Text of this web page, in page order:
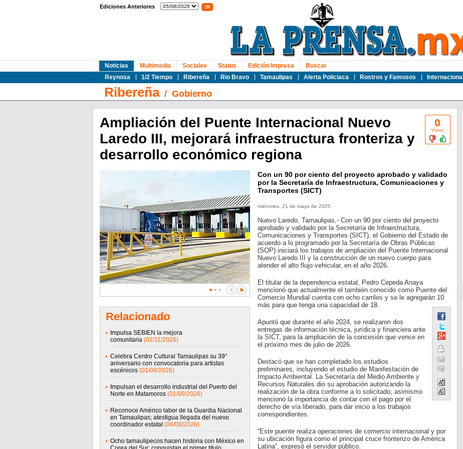
Ediciones Anteriores
Noticias
Reynosa
1/2 Tiempo Ribereña Rio Bravo Tamaulipas Alerta Policiaca Rostros y Famosos Internacional
Multimedia Sociales Status Edición Impresa Buscar
Ribereña/ Gobierno
0
Votos
Ampliación del Puente Internacional Nuevo
Laredo III, mejorará infraestructura fronteriza y
desarrollo económico regiona
Relacionado
Impulsa SEBIEN la mejora
comunitaria (02/11/2026)
Celebra Centro Cultural Tamaulipas su 39°
aniversario con convocatoria para artistas
escénicos (01/09/2026)
Impulsan el desarrollo industrial del Puerto del
Norte en Matamoros (01/09/2026)
Reconoce Américo labor de la Guardia Nacional
en Tamaulipas; atestigua llegada del nuevo
coordinador estatal (06/08/2026)
Ocho tamaulipecos hacen historia con México en
Con un 90 por ciento del proyecto aprobado y validado
por la Secretaría de Infraestructura, Comunicaciones y
Transportes (SICT)
miércoles, 21 de mayo de 2025
Nuevo Laredo, Tamaulipas.- Con un 90 por ciento del proyecto
aprobado y validado por la Secretaría de Infraestructura,
Comunicaciones y Transportes (SICT), el Gobierno del Estado de
acuerdo a lo programado por la Secretaría de Obras Públicas
(SOP) iniciará los trabajos de ampliación del Puente Internacional
Nuevo Laredo III y la construcción de un nuevo cuerpo para
atender el alto flujo vehicular, en el año 2026.
El titular de la dependencia estatal, Pedro Cepeda Anaya
mencionó que actualmente el también conocido como Puente del
Comercio Mundial cuenta con ocho carriles y se le agregarán 10
más para que tenga una capacidad de 18.
Apuntó que durante el año 2024, se realizaron dos
entregas de información técnica, jurídica y financiera ante
la SICT, para la ampliación de la concesión que vence en
el próximo mes de julio de 2026.
Destacó que se han completado los estudios
preliminares, incluyendo el estudio de Manifestación de
Impacto Ambiental. La Secretaría del Medio Ambiente y
Recursos Naturales dio su aprobación autorizando la
realización de la obra conforme a lo solicitado; asimismo
mencionó la importancia de contar con el pago por el
derecho de vía liberado, para dar inicio a los trabajos
correspondientes.
“Este puente realiza operaciones de comercio internacional y por
su ubicación figura como el principal cruce fronterizo de América
Latina”, expresó el servidor público.